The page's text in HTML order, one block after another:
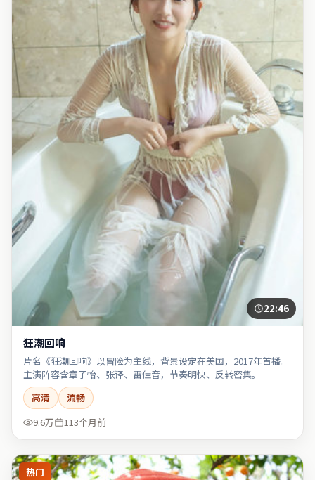
22:46
狂潮回响
片名《狂潮回响》以冒险为主线，背景设定在美国，2017年首播。
主演阵容含章子怡、张译、雷佳音，节奏明快、反转密集。
高清
流畅
9.6万
113个月前
热门